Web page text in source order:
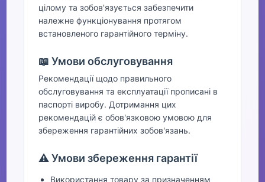
цілому та зобов'язується забезпечити
належне функціонування протягом
встановленого гарантійного терміну.
📖 Умови обслуговування
Рекомендації щодо правильного
обслуговування та експлуатації прописані в
паспорті виробу. Дотримання цих
рекомендацій є обов'язковою умовою для
збереження гарантійних зобов'язань.
⚠️ Умови збереження гарантії
Використання товару за призначенням